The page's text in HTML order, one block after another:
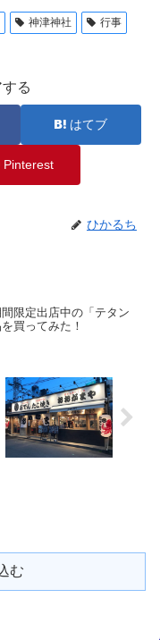
神津神社
行事
る
はてブ
Pinterest
ひかるち
限定出店中の「テタン
買ってみた！
む